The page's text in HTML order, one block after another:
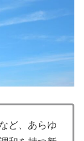
ど、あらゆ